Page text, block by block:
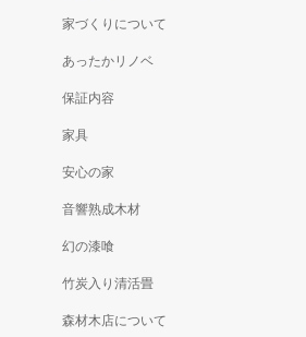
家づくりについて
あったかリノベ
保証内容
家具
安心の家
音響熟成木材
幻の漆喰
竹炭入り清活畳
森材木店について